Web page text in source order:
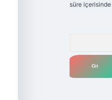
süre içerisinde